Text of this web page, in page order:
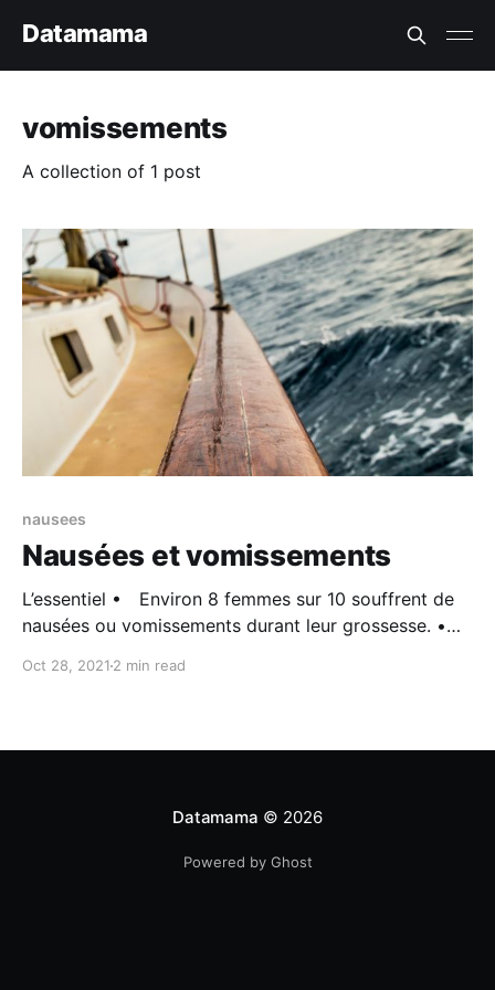
Datamama
vomissements
A collection of 1 post
nausees
Nausées et vomissements
L’essentiel • Environ 8 femmes sur 10 souffrent de
nausées ou vomissements durant leur grossesse. •
être prises afin de diminuer ces symptômes. Si elles
Oct 28, 2021 2 min read
Datamama © 2026
Powered by Ghost